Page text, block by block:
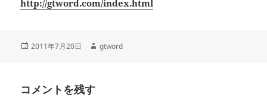
http://gtword.com/index.html
投
2011年7月20日
作
gtword
コメントを残す